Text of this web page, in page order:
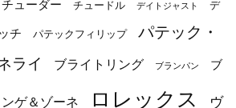
チューダー チュードル デイトジャスト デ
チ パテックフィリップ
パテック・
ライ ブライトリング ブランパン ブ
ゲ＆ゾーネ ロレックス ヴ